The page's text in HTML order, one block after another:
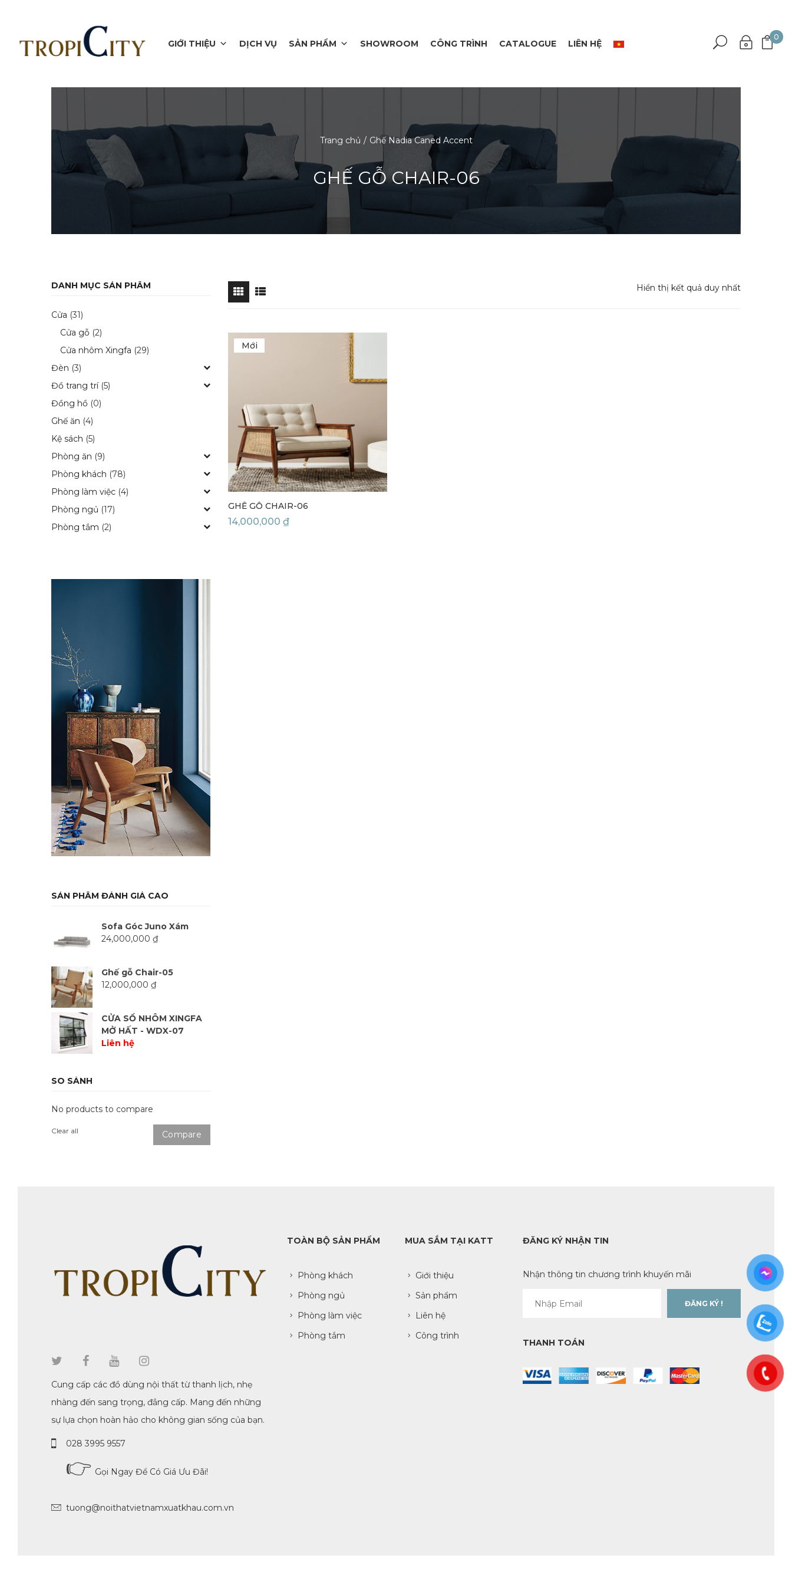
0
GIỚI THIỆU DỊCH VỤ SẢN PHẨM SHOWROOM CÔNG TRÌNH CATALOGUE LIÊN HỆ
Trang chủ Ghế Nadia Caned Accent
GHẾ GỖ CHAIR-06
DANH MỤC SẢN PHẨM
Cửa (31)
Cửa gỗ (2)
Cửa nhôm Xingfa (29)
Đèn (3)
Đồ trang trí (5)
Đồng hồ (0)
Ghế ăn (4)
Kệ sách (5)
Phòng ăn (9)
Phòng khách (78)
Phòng làm việc (4)
Phòng ngủ (17)
Phòng tắm (2)
SẢN PHẨM ĐÁNH GIÁ CAO
Sofa Góc Juno Xám
24,000,000 ₫
Ghế gỗ Chair-05
12,000,000 ₫
CỬA SỔ NHÔM XINGFA
MỞ HẤT - WDX-07
Liên hệ
SO SÁNH
No products to compare
Clear all Compare
Hiển thị kết quả duy nhất
Mới
GHẾ GỖ CHAIR-06
14,000,000 ₫
Cung cấp các đồ dùng nội thất từ thanh lịch, nhẹ
nhàng đến sang trọng, đẳng cấp. Mang đến những
sự lựa chọn hoàn hảo cho không gian sống của bạn.
028 3995 9557
👉 Gọi Ngay Để Có Giá Ưu Đãi!
tuong@noithatvietnamxuatkhau.com.vn
ĐĂNG KÝ NHẬN TIN
Nhận thông tin chương trình khuyến mãi
THANH TOÁN
TOÀN BỘ SẢN PHẨM
Phòng khách
Phòng ngủ
Phòng làm việc
Phòng tắm
MUA SẮM TẠI KATT
Giới thiệu
Sản phẩm
Liên hệ
Công trình